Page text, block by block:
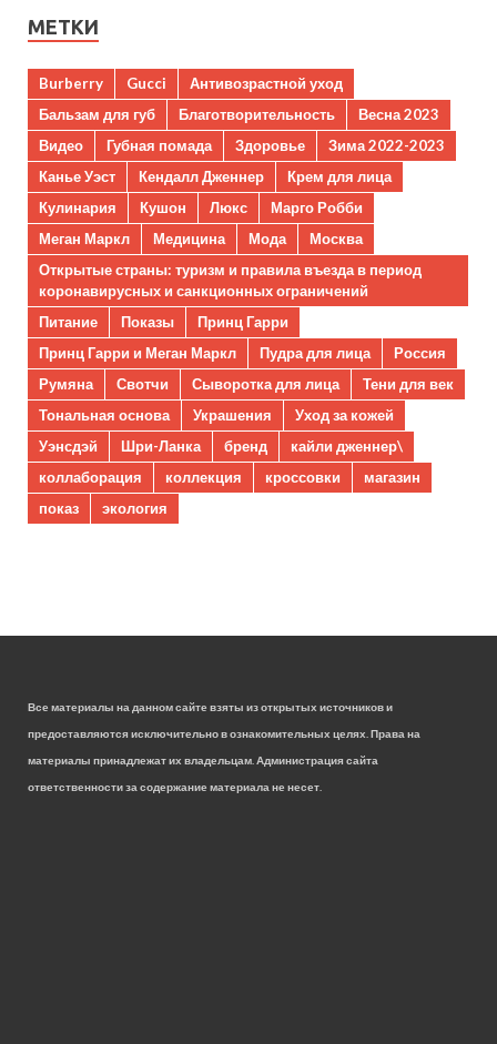
МЕТКИ
Burberry Gucci
Антивозрастной уход
Бальзам для губ
Благотворительность
Весна 2023
Видео
Губная помада Здоровье
Зима 2022-2023
Канье Уэст
Кендалл Дженнер
Крем для лица
Кулинария
Кушон Люкс
Марго Робби
Меган Маркл
Медицина Мода
Москва
Открытые страны: туризм и правила въезда в период
коронавирусных и санкционных ограничений
Питание
Показы
Принц Гарри
Принц Гарри и Меган Маркл
Пудра для лица
Россия
Румяна
Свотчи Сыворотка для лица
Тени для век
Тональная основа
Украшения
Уход за кожей
Уэнсдэй
Шри-Ланка бренд
кайли дженнер\
коллаборация
коллекция кроссовки
магазин
показ
экология
Все материалы на данном сайте взяты из открытых источников и
предоставляются исключительно в ознакомительных целях. Права на
материалы принадлежат их владельцам. Администрация сайта
ответственности за содержание материала не несет.